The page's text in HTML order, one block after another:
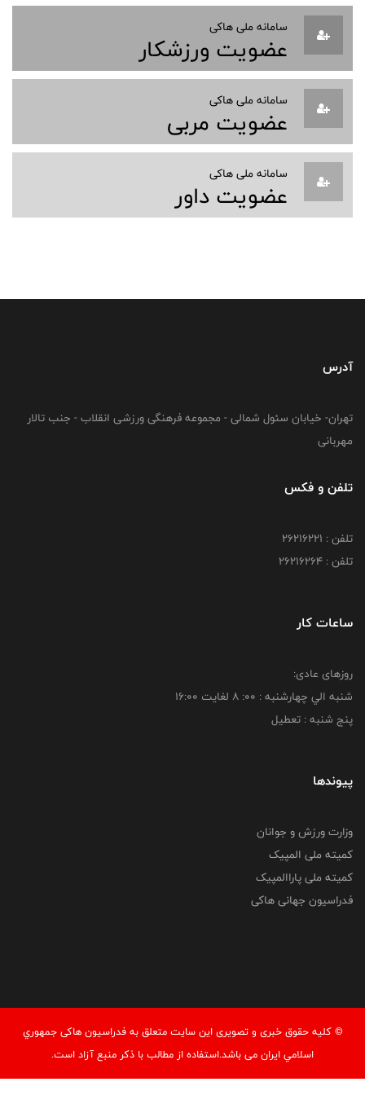
سامانه ملی هاکی
عضویت ورزشکار
سامانه ملی هاکی
عضویت مربی
سامانه ملی هاکی
عضویت داور
آدرس
تهران- خیابان سئول شمالی - مجموعه فرهنگی ورزشی انقلاب - جنب تالار
مهربانی
تلفن و فکس
تلفن : 26216221
تلفن : 26216264
ساعات کار
روزهای عادی:
شنبه الي چهارشنبه : 00: 8 لغايت 16:00
پنج شنبه : تعطیل
پیوندها
وزارت ورزش و جوانان
کمیته ملی المپیک
کمیته ملی پاراالمپیک
فدراسیون جهانی هاکی
© کليه حقوق خبری و تصويری اين سايت متعلق به فدراسيون هاکی جمهوري
اسلامي ايران می باشد.استفاده از مطالب با ذكر منبع آزاد است.